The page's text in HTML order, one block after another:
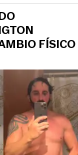
FÍSICO